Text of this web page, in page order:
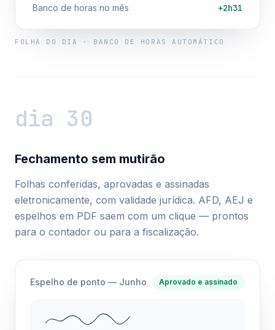
Banco de horas no mês +2h31
FOLHA DO DIA · BANCO DE HORAS AUTOMÁTICO
dia 30
Fechamento sem mutirão
Folhas conferidas, aprovadas e assinadas
eletronicamente, com validade jurídica. AFD, AEJ e
espelhos em PDF saem com um clique — prontos
para o contador ou para a fiscalização.
Espelho de ponto — Junho Aprovado e assinado